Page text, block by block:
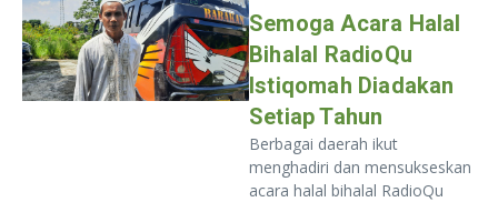
Semoga Acara Halal
Bihalal RadioQu
Istiqomah Diadakan
Setiap Tahun
Berbagai daerah ikut
menghadiri dan mensukseskan
acara halal bihalal RadioQu